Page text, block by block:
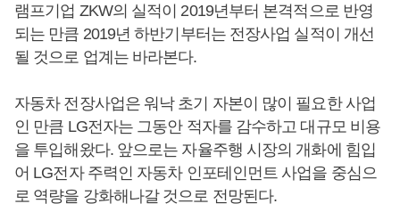
램프기업 ZKW의 실적이 2019년부터 본격적으로 반영
되는 만큼 2019년 하반기부터는 전장사업 실적이 개선
될 것으로 업계는 바라본다.
자동차 전장사업은 워낙 초기 자본이 많이 필요한 사업
인 만큼 LG전자는 그동안 적자를 감수하고 대규모 비용
을 투입해왔다. 앞으로는 자율주행 시장의 개화에 힘입
어 LG전자 주력인 자동차 인포테인먼트 사업을 중심으
로 역량을 강화해나갈 것으로 전망된다.